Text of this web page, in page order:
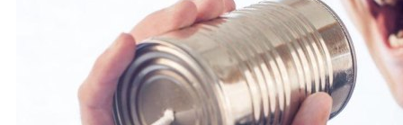
Westentaschen-Romanciers,
wagemutige
Geschichtenerzähler, ob
Newcomer oder